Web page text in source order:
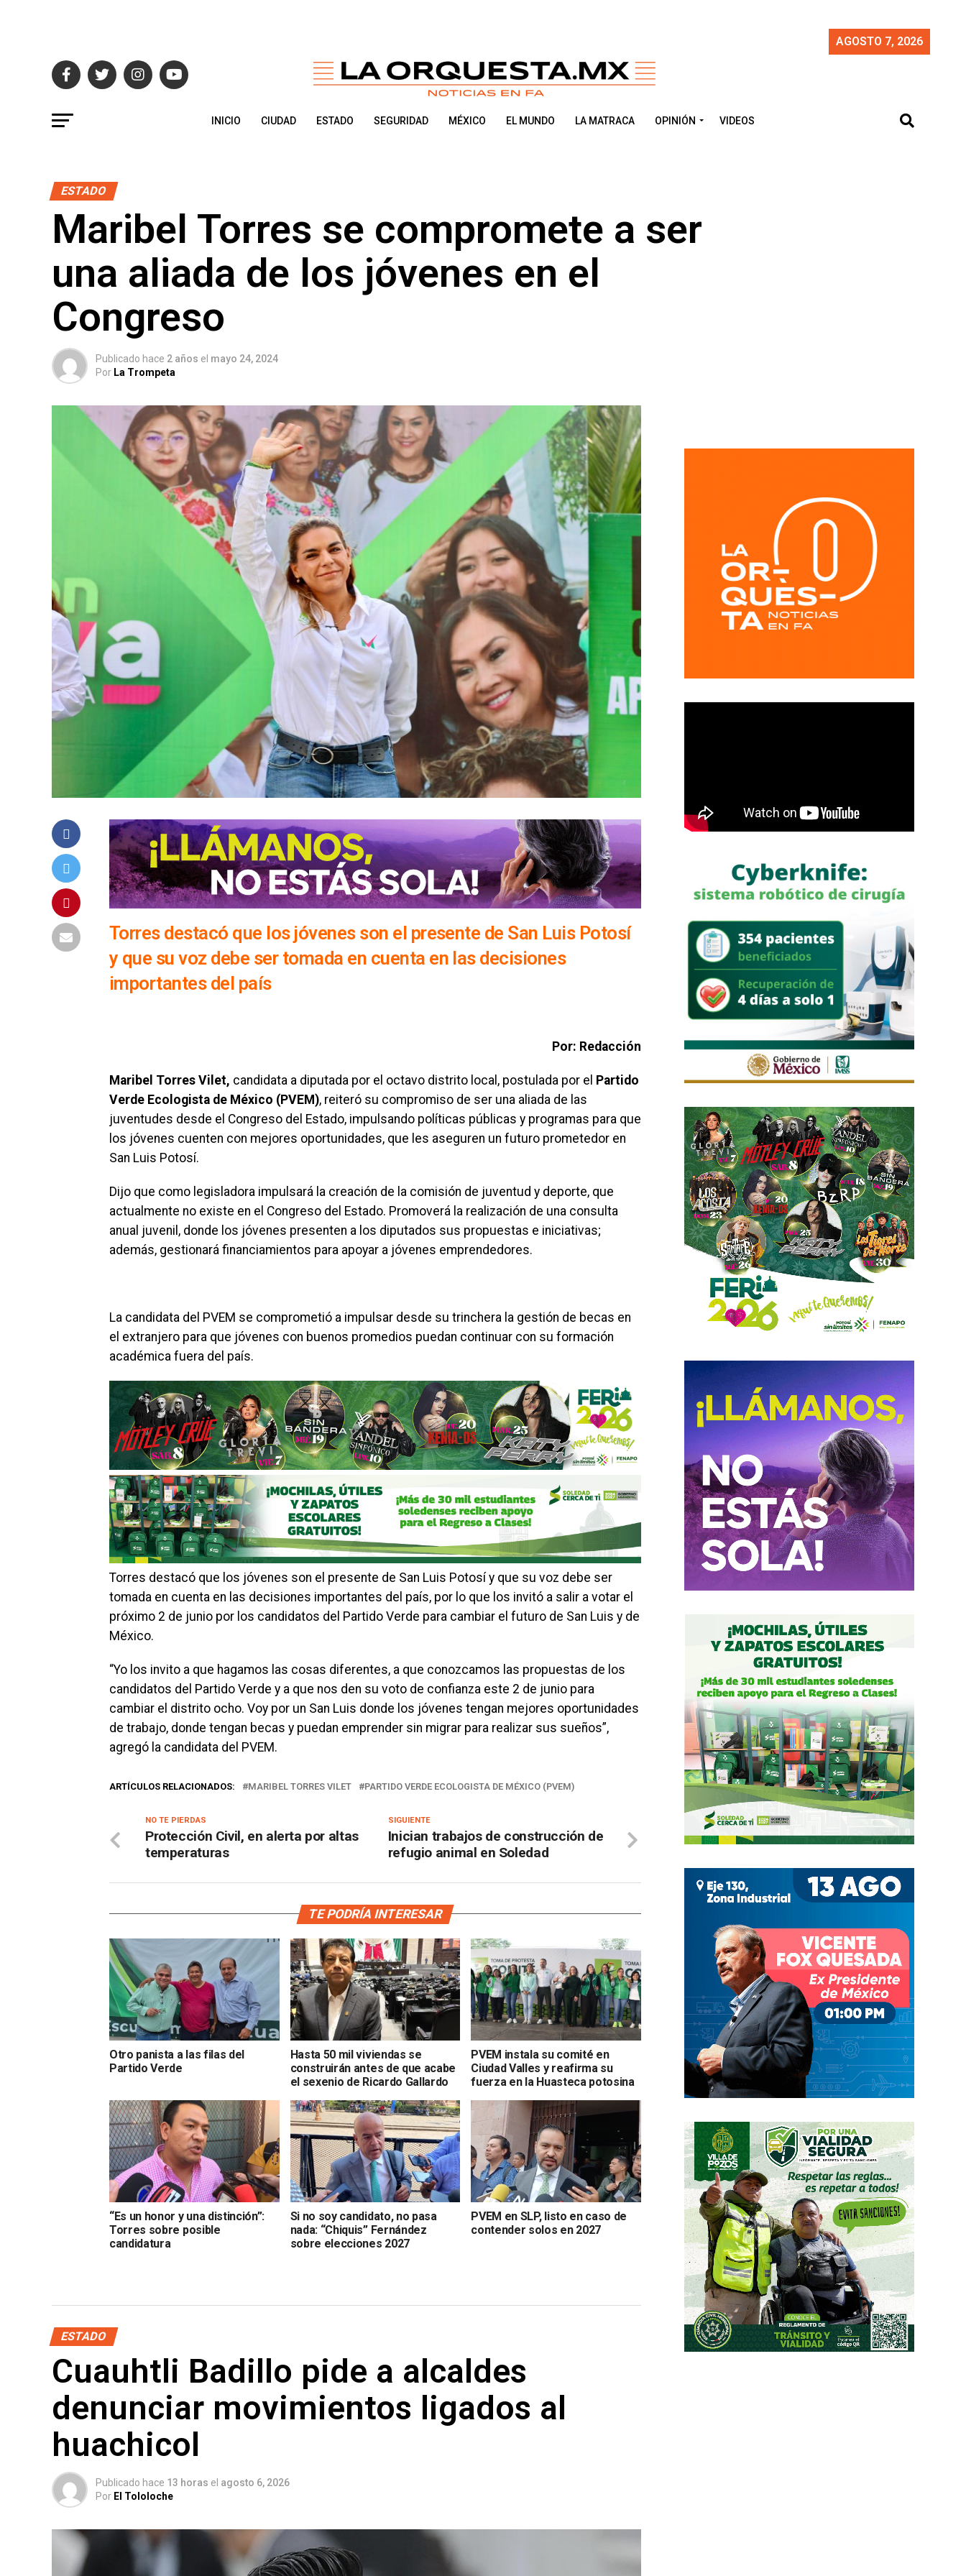
AGOSTO 7, 2026
INICIO CIUDAD ESTADO SEGURIDAD MÉXICO EL MUNDO LA MATRACA OPINIÓN VIDEOS
ESTADO
Maribel Torres se compromete a ser
una aliada de los jóvenes en el
Congreso
Publicado hace 2 años el mayo 24, 2024
Por La Trompeta
Torres destacó que los jóvenes son el presente de San Luis Potosí
y que su voz debe ser tomada en cuenta en las decisiones
importantes del país
Por: Redacción
Maribel Torres Vilet, candidata a diputada por el octavo distrito local, postulada por el Partido
Verde Ecologista de México (PVEM), reiteró su compromiso de ser una aliada de las
juventudes desde el Congreso del Estado, impulsando políticas públicas y programas para que
los jóvenes cuenten con mejores oportunidades, que les aseguren un futuro prometedor en
San Luis Potosí.
Dijo que como legisladora impulsará la creación de la comisión de juventud y deporte, que
actualmente no existe en el Congreso del Estado. Promoverá la realización de una consulta
anual juvenil, donde los jóvenes presenten a los diputados sus propuestas e iniciativas;
además, gestionará financiamientos para apoyar a jóvenes emprendedores.
La candidata del PVEM se comprometió a impulsar desde su trinchera la gestión de becas en
el extranjero para que jóvenes con buenos promedios puedan continuar con su formación
académica fuera del país.
Torres destacó que los jóvenes son el presente de San Luis Potosí y que su voz debe ser
tomada en cuenta en las decisiones importantes del país, por lo que los invitó a salir a votar el
próximo 2 de junio por los candidatos del Partido Verde para cambiar el futuro de San Luis y de
México.
“Yo los invito a que hagamos las cosas diferentes, a que conozcamos las propuestas de los
candidatos del Partido Verde y a que nos den su voto de confianza este 2 de junio para
cambiar el distrito ocho. Voy por un San Luis donde los jóvenes tengan mejores oportunidades
de trabajo, donde tengan becas y puedan emprender sin migrar para realizar sus sueños”,
agregó la candidata del PVEM.
ARTÍCULOS RELACIONADOS: MARIBEL TORRES VILET PARTIDO VERDE ECOLOGISTA DE MÉXICO (PVEM)
SIGUIENTE
Inician trabajos de construcción de
refugio animal en Soledad
NO TE PIERDAS
Protección Civil, en alerta por altas
temperaturas
TE PODRÍA INTERESAR
Otro panista a las filas del
Partido Verde
Hasta 50 mil viviendas se
construirán antes de que acabe
el sexenio de Ricardo Gallardo
PVEM instala su comité en
Ciudad Valles y reafirma su
fuerza en la Huasteca potosina
“Es un honor y una distinción”:
Torres sobre posible
candidatura
Si no soy candidato, no pasa
nada: “Chiquis” Fernández
sobre elecciones 2027
PVEM en SLP, listo en caso de
contender solos en 2027
ESTADO
Cuauhtli Badillo pide a alcaldes
denunciar movimientos ligados al
huachicol
Publicado hace 13 horas el agosto 6, 2026
Por El Tololoche